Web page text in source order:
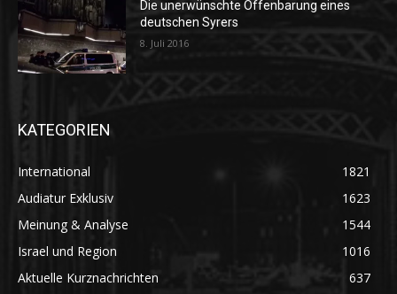
Die unerwünschte Offenbarung eines
deutschen Syrers
8. Juli 2016
KATEGORIEN
International
1821
Audiatur Exklusiv
1623
Meinung & Analyse
1544
Israel und Region
1016
Aktuelle Kurznachrichten
637